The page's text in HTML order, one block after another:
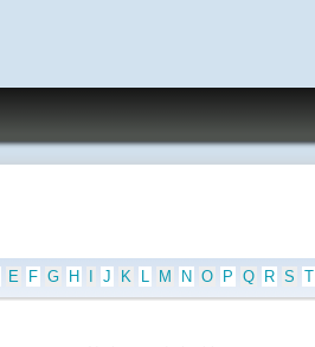
E F G H J K L M N O P Q R S T